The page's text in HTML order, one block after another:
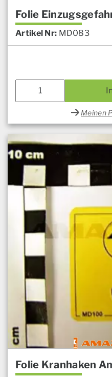
Folie
Artikel Nr: MD083
Meinen
Folie Kranhaken